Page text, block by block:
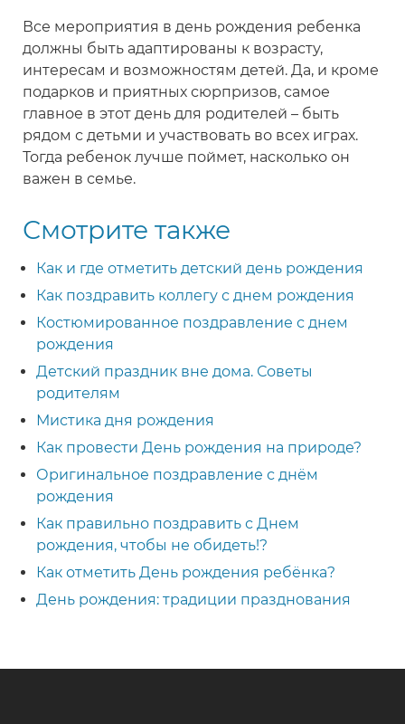
Все мероприятия в день рождения ребенка
должны быть адаптированы к возрасту,
интересам и возможностям детей. Да, и кроме
подарков и приятных сюрпризов, самое
главное в этот день для родителей – быть
рядом с детьми и участвовать во всех играх.
Тогда ребенок лучше поймет, насколько он
важен в семье.
Смотрите также
Как и где отметить детский день рождения
Как поздравить коллегу с днем рождения
Костюмированное поздравление с днем
рождения
Детский праздник вне дома. Советы
родителям
Мистика дня рождения
Как провести День рождения на природе?
Оригинальное поздравление с днём
рождения
Как правильно поздравить с Днем
рождения, чтобы не обидеть!?
Как отметить День рождения ребёнка?
День рождения: традиции празднования